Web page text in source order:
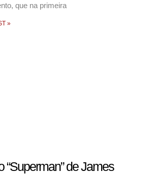
que na primeira
»
“Superman” de James